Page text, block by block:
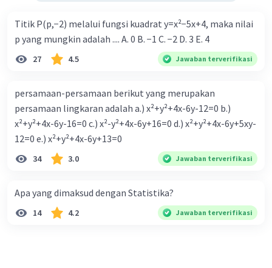
Titik P(p,−2) melalui fungsi kuadrat y=x²−5x+4, maka nilai
p yang mungkin adalah .... A. 0 B. −1 C. −2 D. 3 E. 4
27 4.5 Jawaban terverifikasi
persamaan-persamaan berikut yang merupakan
persamaan lingkaran adalah a.) x²+y²+4x-6y-12=0 b.)
x²+y²+4x-6y-16=0 c.) x²-y²+4x-6y+16=0 d.) x²+y²+4x-6y+5xy-
12=0 e.) x²+y²+4x-6y+13=0
34 3.0 Jawaban terverifikasi
Apa yang dimaksud dengan Statistika?
14 4.2 Jawaban terverifikasi